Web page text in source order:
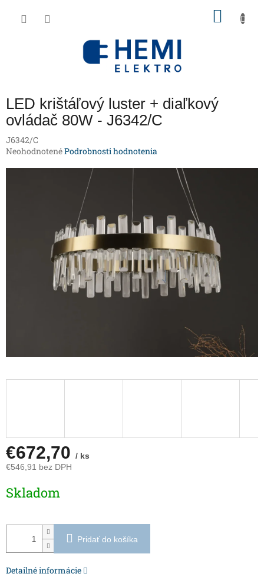
LED krištáľový luster + diaľkový
ovládač 80W - J6342/C
J6342/C
Priemerné
NeohodnotenéPodrobnosti hodnotenia
€672,70 / ks
€546,91 bez DPH
cena:
Skladom
Pridať do košíka
Detailné informácie